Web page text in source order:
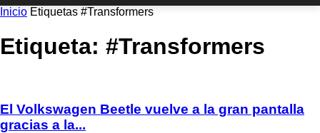
Inicio Etiquetas #Transformers
Etiqueta: #Transformers
El Volkswagen Beetle vuelve a la gran pantalla
gracias a la...